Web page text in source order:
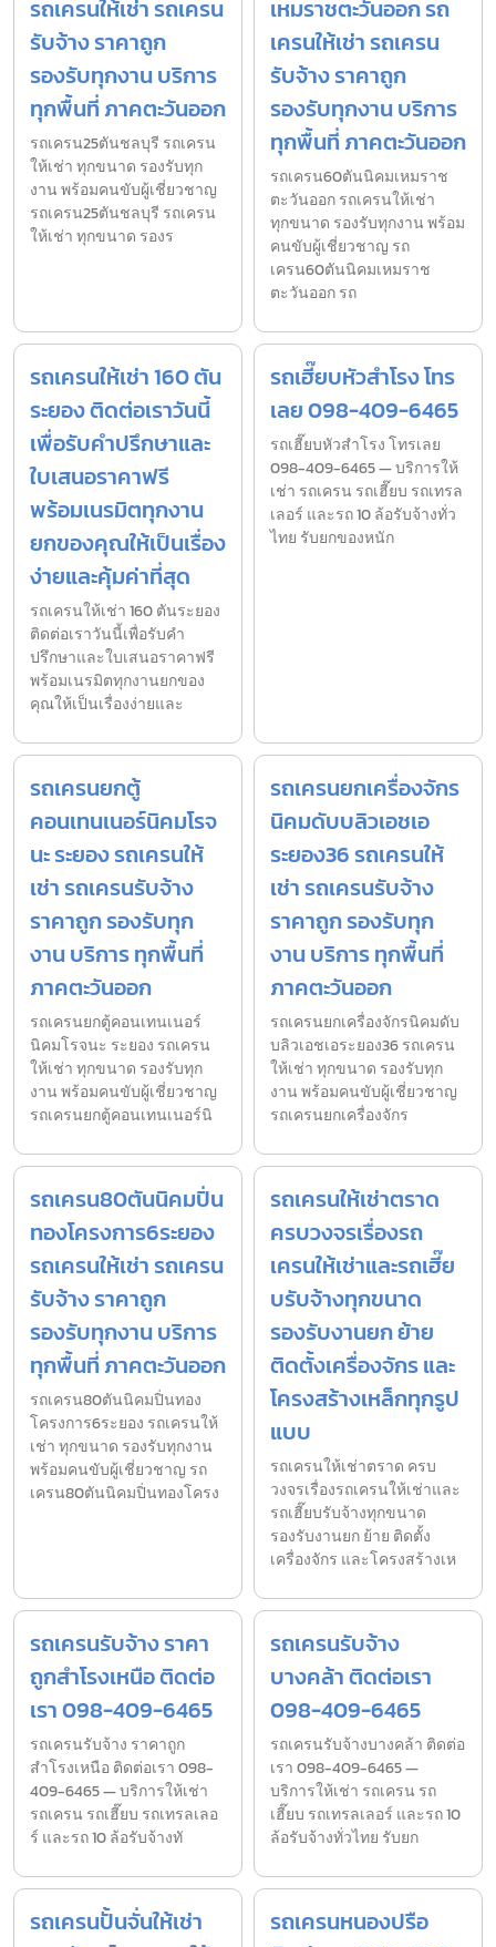
รถเครนให้เช่า รถเครน
รับจ้าง ราคาถูก
รองรับทุกงาน บริการ
ทุกพื้นที่ ภาคตะวันออก
รถเครน25ตันชลบุรี รถเครน
ให้เช่า ทุกขนาด รองรับทุก
งาน พร้อมคนขับผู้เชี่ยวชาญ
รถเครน25ตันชลบุรี รถเครน
ให้เช่า ทุกขนาด รองร
เหมราชตะวันออก รถ
เครนให้เช่า รถเครน
รับจ้าง ราคาถูก
รองรับทุกงาน บริการ
ทุกพื้นที่ ภาคตะวันออก
รถเครน60ตันนิคมเหมราช
ตะวันออก รถเครนให้เช่า
ทุกขนาด รองรับทุกงาน พร้อม
คนขับผู้เชี่ยวชาญ รถ
เครน60ตันนิคมเหมราช
ตะวันออก รถ
รถเครนให้เช่า 160 ตัน
ระยอง ติดต่อเราวันนี้
เพื่อรับคำปรึกษาและ
ใบเสนอราคาฟรี
พร้อมเนรมิตทุกงาน
ยกของคุณให้เป็นเรื่อง
ง่ายและคุ้มค่าที่สุด
รถเครนให้เช่า 160 ตันระยอง
ติดต่อเราวันนี้เพื่อรับคำ
ปรึกษาและใบเสนอราคาฟรี
พร้อมเนรมิตทุกงานยกของ
คุณให้เป็นเรื่องง่ายและ
รถเฮี๊ยบหัวสำโรง โทร
เลย 098-409-6465
รถเฮี๊ยบหัวสำโรง โทรเลย
098-409-6465 — บริการให้
เช่า รถเครน รถเฮี๊ยบ รถเทรล
เลอร์ และรถ 10 ล้อรับจ้างทั่ว
ไทย รับยกของหนัก
รถเครนยกตู้
คอนเทนเนอร์นิคมโรจ
นะ ระยอง รถเครนให้
เช่า รถเครนรับจ้าง
ราคาถูก รองรับทุก
งาน บริการ ทุกพื้นที่
ภาคตะวันออก
รถเครนยกตู้คอนเทนเนอร์
นิคมโรจนะ ระยอง รถเครน
ให้เช่า ทุกขนาด รองรับทุก
งาน พร้อมคนขับผู้เชี่ยวชาญ
รถเครนยกตู้คอนเทนเนอร์นิ
รถเครนยกเครื่องจักร
นิคมดับบลิวเอชเอ
ระยอง36 รถเครนให้
เช่า รถเครนรับจ้าง
ราคาถูก รองรับทุก
งาน บริการ ทุกพื้นที่
ภาคตะวันออก
รถเครนยกเครื่องจักรนิคมดับ
บลิวเอชเอระยอง36 รถเครน
ให้เช่า ทุกขนาด รองรับทุก
งาน พร้อมคนขับผู้เชี่ยวชาญ
รถเครนยกเครื่องจักร
รถเครน80ตันนิคมปิ่น
ทองโครงการ6ระยอง
รถเครนให้เช่า รถเครน
รับจ้าง ราคาถูก
รองรับทุกงาน บริการ
ทุกพื้นที่ ภาคตะวันออก
รถเครน80ตันนิคมปิ่นทอง
โครงการ6ระยอง รถเครนให้
เช่า ทุกขนาด รองรับทุกงาน
พร้อมคนขับผู้เชี่ยวชาญ รถ
เครน80ตันนิคมปิ่นทองโครง
รถเครนให้เช่าตราด
ครบวงจรเรื่องรถ
เครนให้เช่าและรถเฮี๊ย
บรับจ้างทุกขนาด
รองรับงานยก ย้าย
ติดตั้งเครื่องจักร และ
โครงสร้างเหล็กทุกรูป
แบบ
รถเครนให้เช่าตราด ครบ
วงจรเรื่องรถเครนให้เช่าและ
รถเฮี๊ยบรับจ้างทุกขนาด
รองรับงานยก ย้าย ติดตั้ง
เครื่องจักร และโครงสร้างเห
รถเครนรับจ้าง ราคา
ถูกสำโรงเหนือ ติดต่อ
เรา 098-409-6465
รถเครนรับจ้าง ราคาถูก
สำโรงเหนือ ติดต่อเรา 098-
409-6465 — บริการให้เช่า
รถเครน รถเฮี๊ยบ รถเทรลเลอ
ร์ และรถ 10 ล้อรับจ้างทั
รถเครนรับจ้าง
บางคล้า ติดต่อเรา
098-409-6465
รถเครนรับจ้างบางคล้า ติดต่อ
เรา 098-409-6465 —
บริการให้เช่า รถเครน รถ
เฮี๊ยบ รถเทรลเลอร์ และรถ 10
ล้อรับจ้างทั่วไทย รับยก
รถเครนปั้นจั่นให้เช่า
รถเครนหนองปรือ